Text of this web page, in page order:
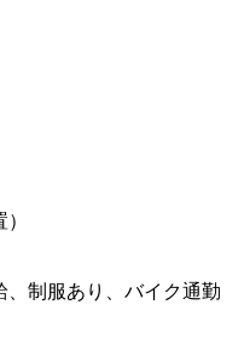
、制服あり、バイク通勤